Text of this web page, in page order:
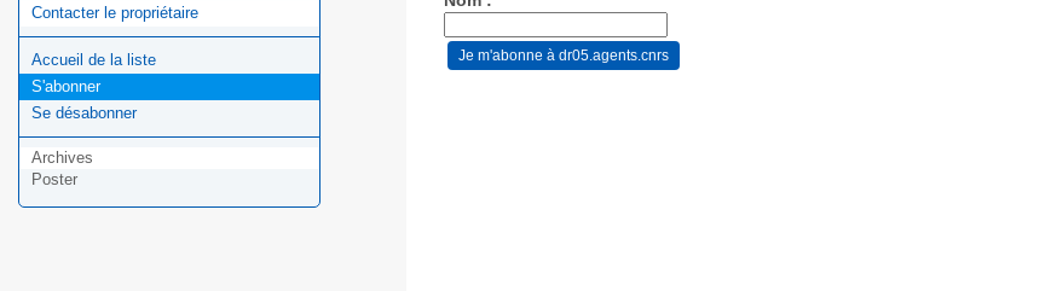
Contacter le propriétaire
Accueil de la liste
S'abonner
Se désabonner
Archives
Poster